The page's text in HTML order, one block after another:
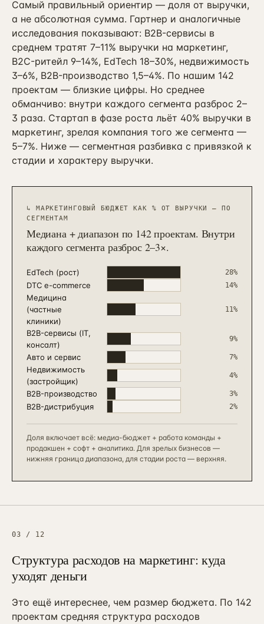
Самый правильный ориентир — доля от выручки,
а не абсолютная сумма. Гартнер и аналогичные
исследования показывают: B2B-сервисы в
среднем тратят 7–11% выручки на маркетинг,
B2C-ритейл 9–14%, EdTech 18–30%, недвижимость
3–6%, B2B-производство 1,5–4%. По нашим 142
проектам — близкие цифры. Но среднее
обманчиво: внутри каждого сегмента разброс 2–
3 раза. Стартап в фазе роста льёт 40% выручки в
маркетинг, зрелая компания того же сегмента —
5–7%. Ниже — сегментная разбивка с привязкой к
стадии и характеру выручки.
↳ МАРКЕТИНГОВЫЙ БЮДЖЕТ КАК % ОТ ВЫРУЧКИ — ПО
СЕГМЕНТАМ
Медиана + диапазон по 142 проектам. Внутри
каждого сегмента разброс 2–3×.
EdTech (рост) 28%
DTC e-commerce 14%
Медицина
(частные
клиники)
11%
B2B-сервисы (IT,
консалт)
9%
Авто и сервис 7%
Недвижимость
(застройщик)
4%
B2B-производство 3%
B2B-дистрибуция 2%
Доля включает всё: медиа-бюджет + работа команды +
продакшен + софт + аналитика. Для зрелых бизнесов —
нижняя граница диапазона, для стадии роста — верхняя.
03 / 12
Структура расходов на маркетинг: куда
уходят деньги
Это ещё интереснее, чем размер бюджета. По 142
проектам средняя структура расходов